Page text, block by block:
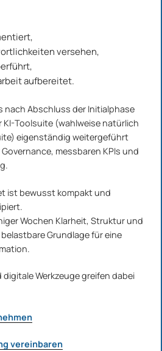
versehen,
aufbereitet.
nach Abschluss der Initialphase
Toolsuite (wahlweise natürlich
eigenständig weitergeführt
messbaren KPIs und
ist bewusst kompakt und
Wochen Klarheit, Struktur und
Grundlage für eine
Werkzeuge greifen dabei
vereinbaren